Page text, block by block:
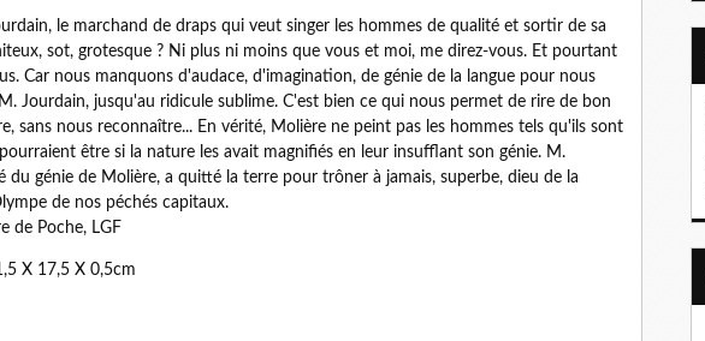
le marchand de draps qui veut singer les hommes de qualité et sortir de sa
sot, grotesque ? Ni plus ni moins que vous et moi, me direz-vous. Et pourtant
Car nous manquons d'audace, d'imagination, de génie de la langue pour nous
Jourdain, jusqu'au ridicule sublime. C'est bien ce qui nous permet de rire de bon
sans nous reconnaître... En vérité, Molière ne peint pas les hommes tels qu'ils sont
être si la nature les avait magnifiés en leur insufflant son génie. M.
du génie de Molière, a quitté la terre pour trôner à jamais, superbe, dieu de la
de nos péchés capitaux.
de Poche, LGF
X 17,5 X 0,5cm